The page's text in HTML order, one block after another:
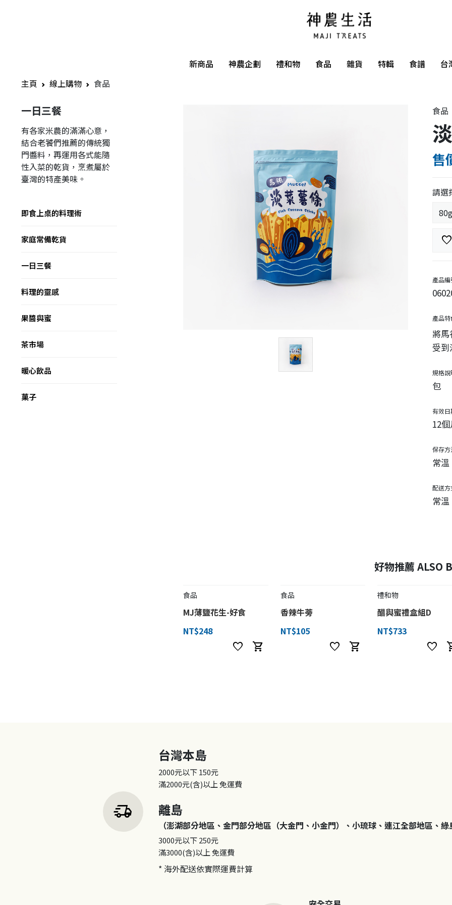
新商品 神農企劃 禮和物 食品 雜貨 特輯 食譜
台
主頁
線上購物 食品
一日三餐
有各家米農的滿滿心意，
結合老饕們推薦的傳統獨
門醬料，再運用各式能隨
性入菜的乾貨，烹煮屬於
臺灣的特產美味。
即食上桌的料理術
家庭常備乾貨
一日三餐
料理的靈感
果醬與蜜
茶市場
暖心飲品
菓子
食品
售
請選
產品編
產品特
將
受
規格說
包
有效
12
保存方
常溫
配送方
常溫
好物推薦 ALSO
食品
MJ薄鹽花生-好食
NT$248
favorite shopping_cart
食品
香辣牛蒡
NT$105
favorite shopping_cart
禮和物
醋與蜜禮盒組D
NT$733
favorite
delivery_truck_speed
台灣本島
2000元以下150元
滿2000元(含)以上免運費
離島
（澎湖部分地區、金門部分地區（大金門、小金門）、小琉球、連江全部地區、綠
3000元以下250元
滿3000(含)以上免運費
* 海外配送依實際運費計算